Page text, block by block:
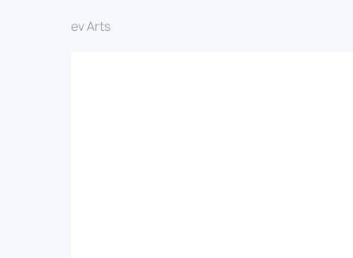
© 2025 Dev Arts